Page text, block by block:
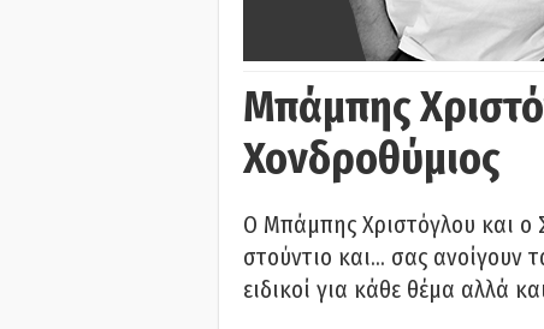
Μπάμπης
Χονδροθύμιος
O Μπάμπης Χριστόγλου και ο
στούντιο και… σας ανοίγουν
ειδικοί για κάθε θέμα αλλά